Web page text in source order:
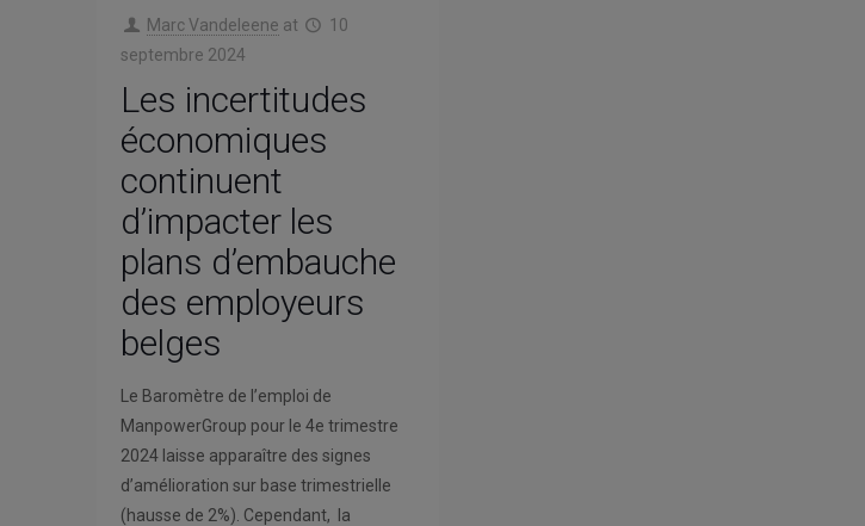
Marc Vandeleene at
10
septembre 2024
Les incertitudes
économiques
continuent
d’impacter les
plans d’embauche
des employeurs
belges
Le Baromètre de l’emploi de
ManpowerGroup pour le 4e trimestre
2024 laisse apparaître des signes
d’amélioration sur base trimestrielle
(hausse de 2%). Cependant, la